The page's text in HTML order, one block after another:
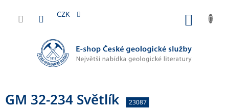
obsah
CZK
GM 32-234 Světlík 23087